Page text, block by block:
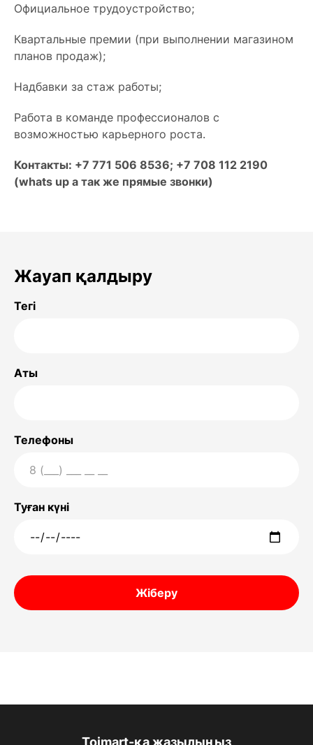
Официальное трудоустройство;
Квартальные премии (при выполнении магазином
планов продаж);
Надбавки за стаж работы;
Работа в команде профессионалов с
возможностью карьерного роста.
Контакты: +7 771 506 8536; +7 708 112 2190
(whats up а так же прямые звонки)
Жауап қалдыру
Тегі
Аты
Телефоны
Туған күні
Жіберу
Toimart-қа жазылыңыз